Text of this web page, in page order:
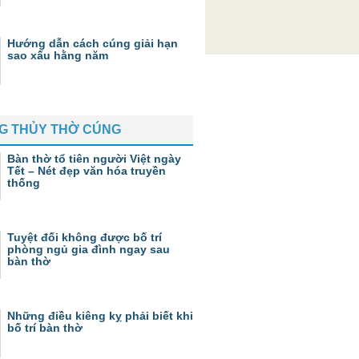
Hướng dẫn cách cúng giải hạn
sao xấu hằng năm
THỦY THỜ CÚNG
Bàn thờ tổ tiên người Việt ngày
Tết – Nét đẹp văn hóa truyền
thống
Tuyệt đối không được bố trí
phòng ngủ gia đình ngay sau
bàn thờ
Những điều kiêng kỵ phải biết khi
bố trí bàn thờ